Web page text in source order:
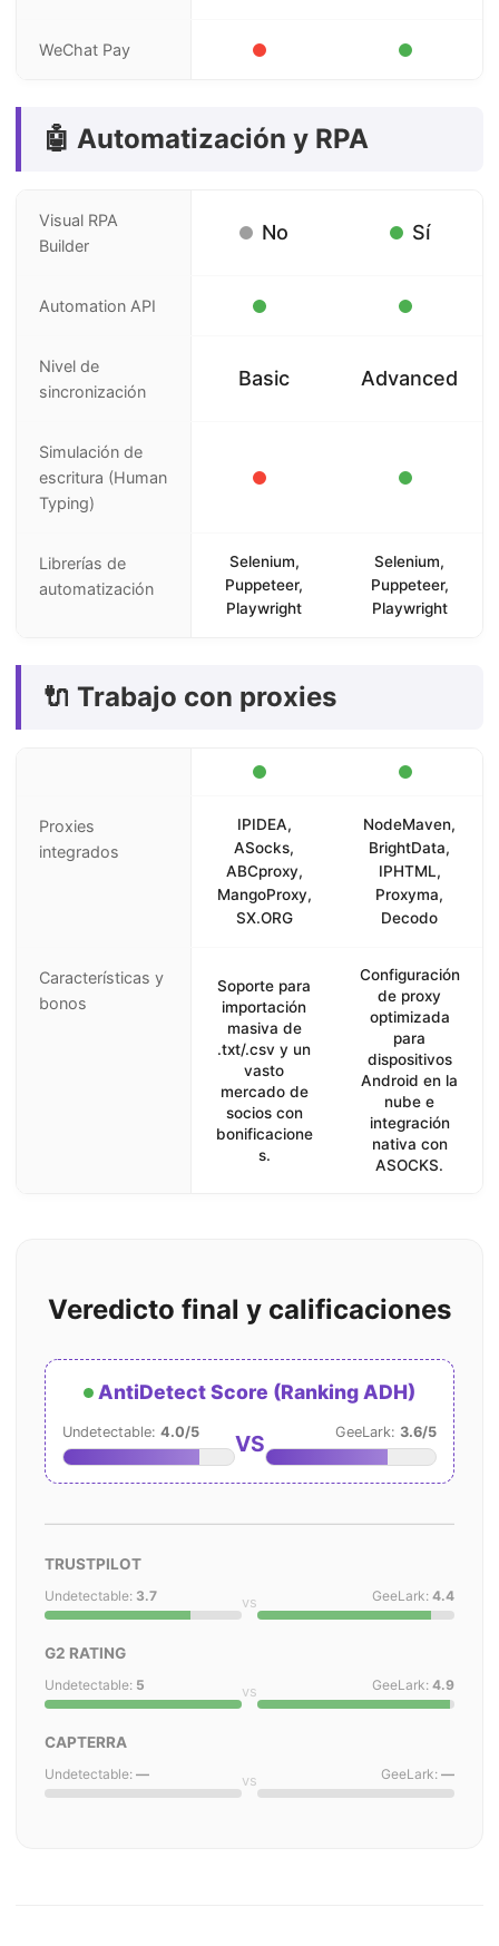
WeChat Pay
🤖 Automatización y RPA
Visual RPA
Builder
No Sí
Automation API
Nivel de
sincronización
Basic Advanced
Simulación de
escritura (Human
Typing)
Librerías de
automatización
Selenium,
Puppeteer,
Playwright
Selenium,
Puppeteer,
Playwright
🔌 Trabajo con proxies
Proxies
integrados
IPIDEA,
ASocks,
ABCproxy,
MangoProxy,
SX.ORG
NodeMaven,
BrightData,
IPHTML,
Proxyma,
Decodo
Características y
bonos
Soporte para
importación
masiva de
.txt/.csv y un
vasto
mercado de
socios con
bonificacione
s.
Configuración
de proxy
optimizada
para
dispositivos
Android en la
nube e
integración
nativa con
ASOCKS.
Veredicto final y calificaciones
AntiDetect Score (Ranking ADH)
Undetectable: 4.0/5 VS GeeLark: 3.6/5
TRUSTPILOT
Undetectable: 3.7 vs GeeLark: 4.4
G2 RATING
Undetectable: 5 vs GeeLark: 4.9
CAPTERRA
Undetectable: — vs GeeLark: —